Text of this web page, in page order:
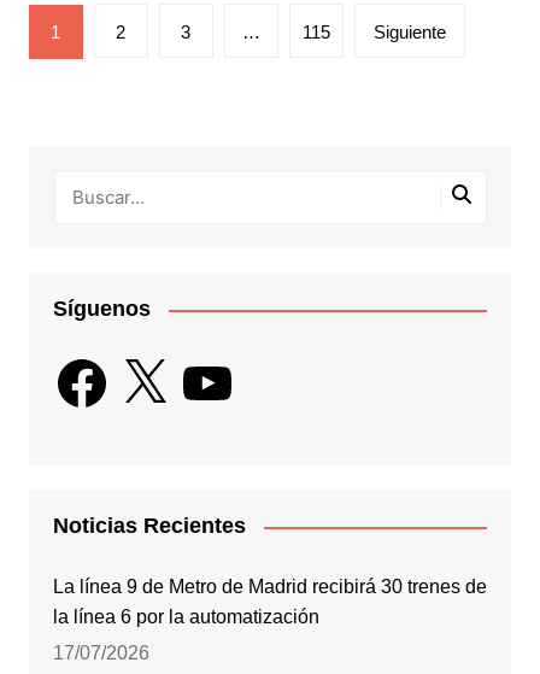
Paginación
de
1 2 3 … 115 Siguiente
Síguenos
Facebook
X YouTube
Noticias Recientes
La línea 9 de Metro de Madrid recibirá 30 trenes de
la línea 6 por la automatización
17/07/2026